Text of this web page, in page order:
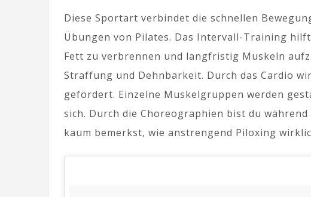
Diese Sportart verbindet die schnellen
Übungen von Pilates. Das Intervall-Training
Fett zu verbrennen und langfristig Muskeln
Straffung und Dehnbarkeit. Durch das Cardio
gefördert. Einzelne Muskelgruppen werden
sich. Durch die Choreographien bist du
kaum bemerkst, wie anstrengend Piloxing